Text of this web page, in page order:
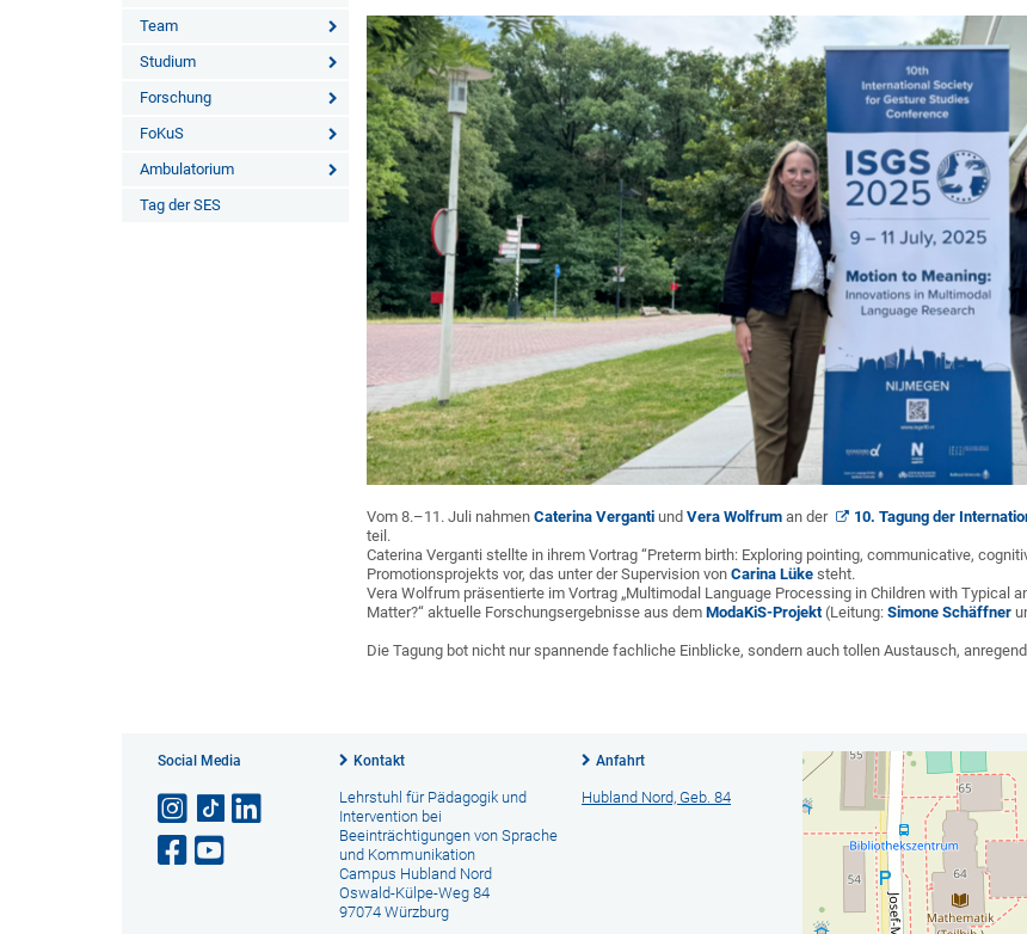
Team
Studium
Forschung
FoKuS
Ambulatorium
Tag der SES
Vom 8.–11. Juli nahmenCaterina Verganti undVera Wolfrum an der 10. Tagung der
teil.
Caterina Verganti stellte in ihrem Vortrag “Preterm birth: Exploring pointing, communicative,
Promotionsprojekts vor, das unter der Supervision vonCarina Lüke steht.
Vera Wolfrum präsentierte im Vortrag „Multimodal Language Processing in Children with Typical
Matter?“ aktuelle Forschungsergebnisse aus demModaKiS-Projekt (Leitung:Simone Schäffner
Die Tagung bot nicht nur spannende fachliche Einblicke, sondern auch tollen Austausch,
Social Media Kontakt
Lehrstuhl für Pädagogik und
Intervention bei
Beeinträchtigungen von Sprache
und Kommunikation
Campus Hubland Nord
Oswald-Külpe-Weg 84
97074 Würzburg
Anfahrt
Hubland Nord, Geb. 84